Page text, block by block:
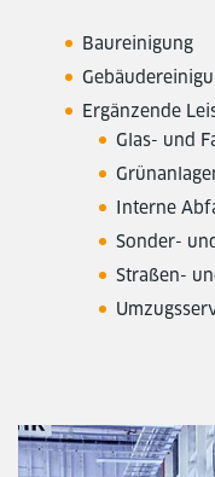
Baureinigung
Ergänzende
Glas- und
Interne
Sonder-
Straßen-